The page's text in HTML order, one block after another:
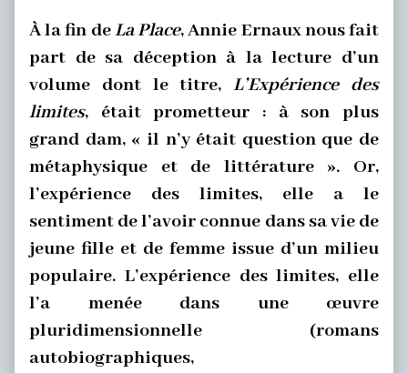
À la fin deLa Place, Annie Ernaux nous fait
part de sa déception à la lecture d’un
volume dont le titre,L’Expérience des
limites, était prometteur : à son plus
grand dam, « il n’y était question que de
métaphysique et de littérature ». Or,
l’expérience des limites, elle a le
sentiment de l’avoir connue dans sa vie de
jeune fille et de femme issue d’un milieu
populaire. L’expérience des limites, elle
l’a menée dans une œuvre
pluridimensionnelle (romans
autobiographiques,